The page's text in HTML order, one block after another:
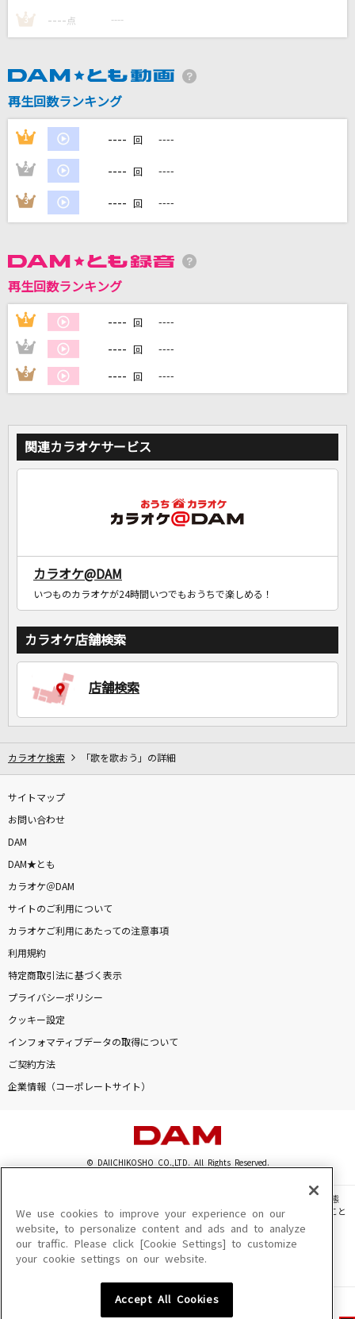
あーあ
syudou
DAMの新曲・ランキングなど
カラオケ最新情報をチェック！
カラオケをもっと楽しもう！
家族や友達と一緒に！練習にも！
3 ---- 点 ----
再生回数ランキング
1 ---- 回 ----
2 ---- 回 ----
3 ---- 回 ----
再生回数ランキング
1 ---- 回 ----
2 ---- 回 ----
3 ---- 回 ----
関連カラオケサービス
カラオケ@DAM
いつものカラオケが24時間いつでもおうちで楽しめる！
カラオケ店舗検索
店舗検索
カラオケ検索 「歌を歌おう」の詳細
サイトマップ
お問い合わせ
DAM
DAM★とも
カラオケ＠DAM
サイトのご利用について
カラオケご利用にあたっての注意事項
利用規約
特定商取引法に基づく表示
プライバシーポリシー
クッキー設定
インフォマティブデータの取得について
ご契約方法
企業情報（コーポレートサイト）
© DAIICHIKOSHO CO.,LTD. All Rights Reserved.
このサイトに掲載されている一切の文章・画像・写真・動画・音声等を、手段や形態
を問わず、著作権法の定める範囲を超えて無断で複製、転載、ファイル化などすること
を禁じます。
楽曲及びコンテンツは、機種によりご利用いただけない場合があります。
楽曲及びコンテンツの配信日、配信内容が変更になる場合があります。
We use cookies to improve your experience on our
website, to personalize content and ads and to analyze
our traffic. Please click [Cookie Settings] to customize
your cookie settings on our website.
Accept All Cookies